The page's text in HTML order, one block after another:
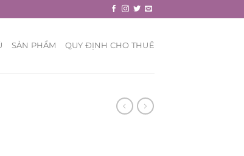
SẢN PHẨM QUY ĐỊNH CHO THUÊ